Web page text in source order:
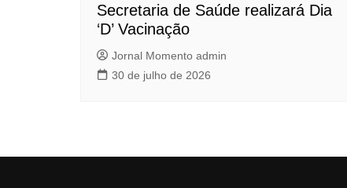
Secretaria de Saúde realizará Dia
‘D’ Vacinação
Jornal Momento admin
30 de julho de 2026